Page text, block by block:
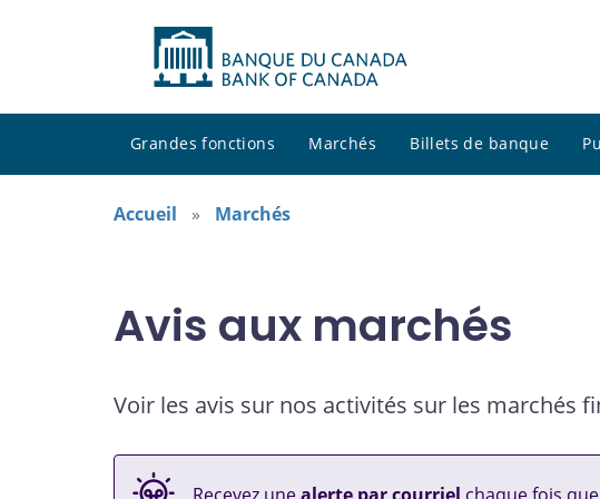
Grandes fonctions Marchés Billets de banque
Accueil Marchés
Avis aux marchés
Voir les avis sur nos activités sur les marchés